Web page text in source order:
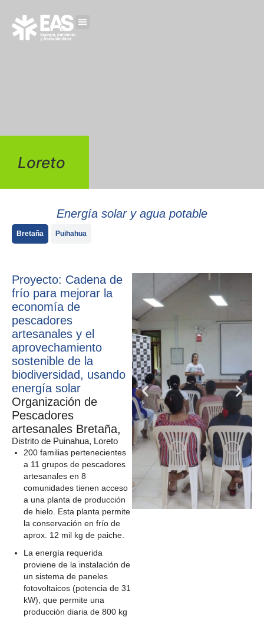
Loreto
Energía solar y agua potable
Bretaña Puihahua
Proyecto: Cadena de
frío para mejorar la
economía de
pescadores
artesanales y el
aprovechamiento
sostenible de la
biodiversidad, usando
energía solar
Organización de
Pescadores
artesanales Bretaña,
Distrito de Puinahua, Loreto
200 familias pertenecientes
a 11 grupos de pescadores
artesanales en 8
comunidades tienen acceso
a una planta de producción
de hielo. Esta planta permite
la conservación en frío de
aprox. 12 mil kg de paiche.
La energía requerida
proviene de la instalación de
un sistema de paneles
fotovoltaicos (potencia de 31
kW), que permite una
producción diaria de 800 kg